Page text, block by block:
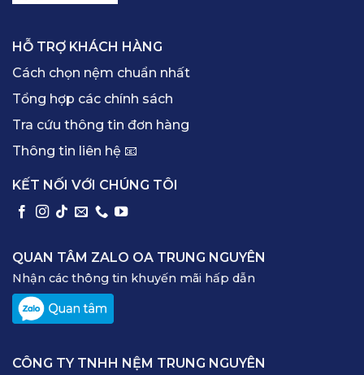
HỖ TRỢ KHÁCH HÀNG
Cách chọn nệm chuẩn nhất
Tổng hợp các chính sách
Tra cứu thông tin đơn hàng
Thông tin liên hệ 📧
KẾT NỐI VỚI CHÚNG TÔI
QUAN TÂM ZALO OA TRUNG NGUYÊN
Nhận các thông tin khuyến mãi hấp dẫn
CÔNG TY TNHH NỆM TRUNG NGUYÊN